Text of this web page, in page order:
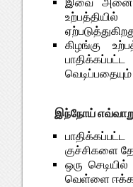
கிழங்கு
இந்நோய் எவ்வாறு
குச்சிகளை
ஒரு
வெள்ளை ஈக்கள்